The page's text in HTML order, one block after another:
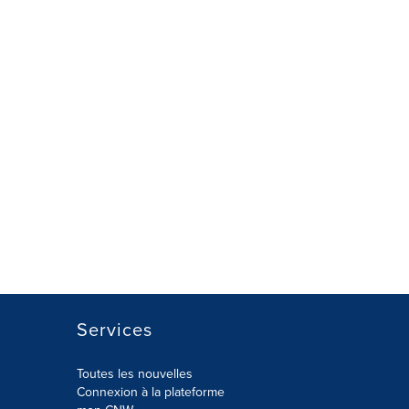
Services
Toutes les nouvelles
Connexion à la plateforme